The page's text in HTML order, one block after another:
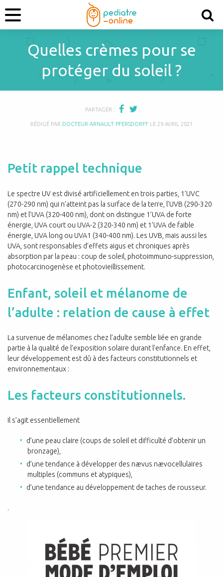
Quelles crèmes pour se
protéger du soleil ?
PARTAGER :
RÉDIGÉ PAR DOCTEUR ARNAULT PFERSDORFF LE 29 AVRIL 2021
Petit rappel technique
Le spectre UV est divisé artificiellement en trois parties, 1’UVC
(270-290 nm) qui n’atteint pas la surface de la terre, l’UVB (290-320
nm) et l’UVA (320-400 nm), dont on distingue 1’UVA de forte
énergie, UVA court ou UVA-2 (320-340 nm) et 1’UVA de faible
énergie, UVA long ou UVA1 (340-400 nm). Les UVB, mais aussi les
UVA, sont responsables d’effets aigus et chroniques après
absorption par la peau : coup de soleil, photoimmuno-suppression,
photocarcinogenèse et photovieillissement.
Enfant, soleil et mélanome de
l’adulte : relation de cause à effet
La survenue de mélanomes chez l’adulte semble liée en grande
partie à la qualité de l’exposition solaire durant l’enfance. En effet,
leur développement est dû à des facteurs constitutionnels et
environnementaux :
Les facteurs constitutionnels.
Il s’agit essentiellement
d’une peau claire (coups de soleil et difficulté d’obtenir un
bronzage),
d’une tendance à développer des nævus nævocellulaires
multiples (communs et atypiques),
d’une tendance au développement de taches de rousseur.
.